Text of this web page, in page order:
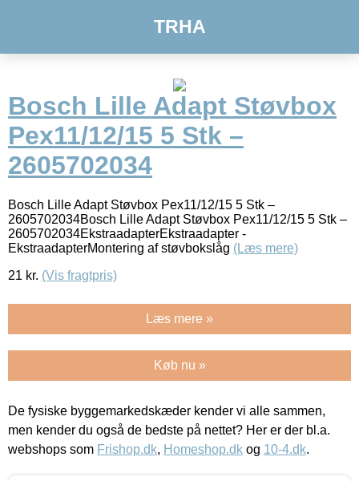
TRHA
Bosch Lille Adapt Støvbox
Pex11/12/15 5 Stk –
2605702034
Bosch Lille Adapt Støvbox Pex11/12/15 5 Stk –
2605702034Bosch Lille Adapt Støvbox Pex11/12/15 5 Stk –
2605702034EkstraadapterEkstraadapter -
EkstraadapterMontering af støvbokslåg (Læs mere)
21 kr. (Vis fragtpris)
Læs mere »
Køb nu »
De fysiske byggemarkedskæder kender vi alle sammen,
men kender du også de bedste på nettet? Her er der bl.a.
webshops som Frishop.dk, Homeshop.dk og 10-4.dk.